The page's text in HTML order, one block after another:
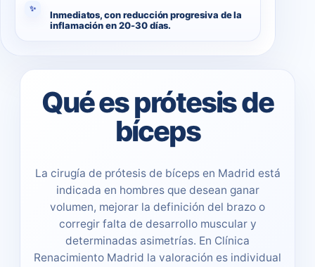
✨
Inmediatos, con reducción progresiva de la
inflamación en 20-30 días.
Qué es prótesis de
bíceps
La cirugía de prótesis de bíceps en Madrid está
indicada en hombres que desean ganar
volumen, mejorar la definición del brazo o
corregir falta de desarrollo muscular y
determinadas asimetrías. En Clínica
Renacimiento Madrid la valoración es individual